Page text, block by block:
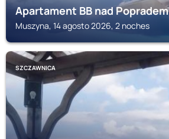
Apartament BB nad Popradem
Muszyna, 14 agosto 2026, 2 noches
SZCZAWNICA